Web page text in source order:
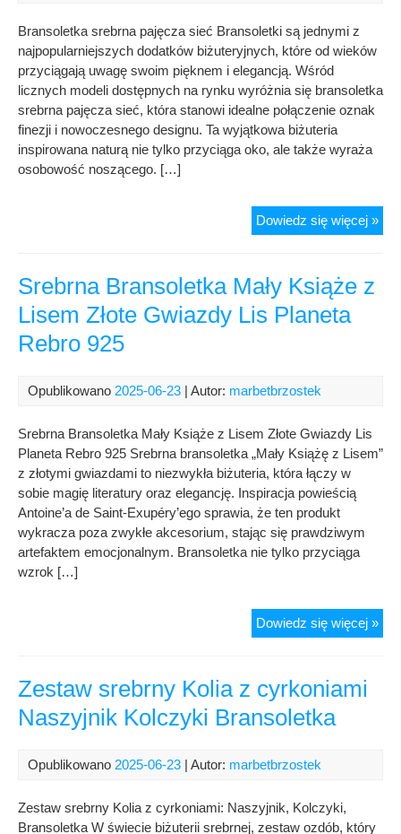
Bransoletka srebrna pajęcza sieć Bransoletki są jednymi z
najpopularniejszych dodatków biżuteryjnych, które od wieków
przyciągają uwagę swoim pięknem i elegancją. Wśród
licznych modeli dostępnych na rynku wyróżnia się bransoletka
srebrna pajęcza sieć, która stanowi idealne połączenie oznak
finezji i nowoczesnego designu. Ta wyjątkowa biżuteria
inspirowana naturą nie tylko przyciąga oko, ale także wyraża
osobowość noszącego. […]
Dowiedz się więcej »
Srebrna Bransoletka Mały Książe z
Lisem Złote Gwiazdy Lis Planeta
Rebro 925
Opublikowano 2025-06-23 | Autor: marbetbrzostek
Srebrna Bransoletka Mały Książe z Lisem Złote Gwiazdy Lis
Planeta Rebro 925 Srebrna bransoletka „Mały Książę z Lisem”
z złotymi gwiazdami to niezwykła biżuteria, która łączy w
sobie magię literatury oraz elegancję. Inspiracja powieścią
Antoine’a de Saint-Exupéry’ego sprawia, że ten produkt
wykracza poza zwykłe akcesorium, stając się prawdziwym
artefaktem emocjonalnym. Bransoletka nie tylko przyciąga
wzrok […]
Dowiedz się więcej »
Zestaw srebrny Kolia z cyrkoniami
Naszyjnik Kolczyki Bransoletka
Opublikowano 2025-06-23 | Autor: marbetbrzostek
Zestaw srebrny Kolia z cyrkoniami: Naszyjnik, Kolczyki,
Bransoletka W świecie biżuterii srebrnej, zestaw ozdób, który